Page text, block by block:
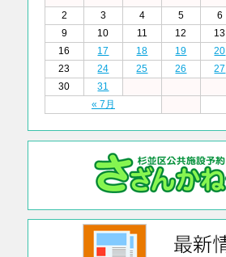
2
3 4 5 6
9
10 11 12 13
16
17 18 19 20
23
24 25 26 27
30
31
« 7月